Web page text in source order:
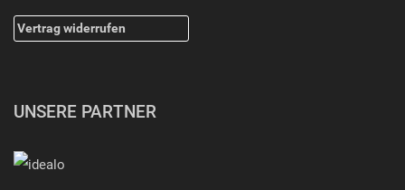
Vertrag widerrufen
UNSERE PARTNER